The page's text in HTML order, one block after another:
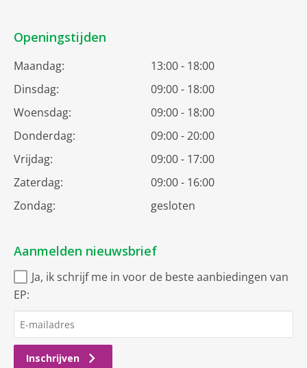
Openingstijden
Maandag:
13:00 - 18:00
Dinsdag:
09:00 - 18:00
Woensdag:
09:00 - 18:00
Donderdag:
09:00 - 20:00
Vrijdag:
09:00 - 17:00
Zaterdag:
09:00 - 16:00
Zondag:
gesloten
Aanmelden nieuwsbrief
Ja, ik schrijf me in voor de beste aanbiedingen van
EP:
Inschrijven